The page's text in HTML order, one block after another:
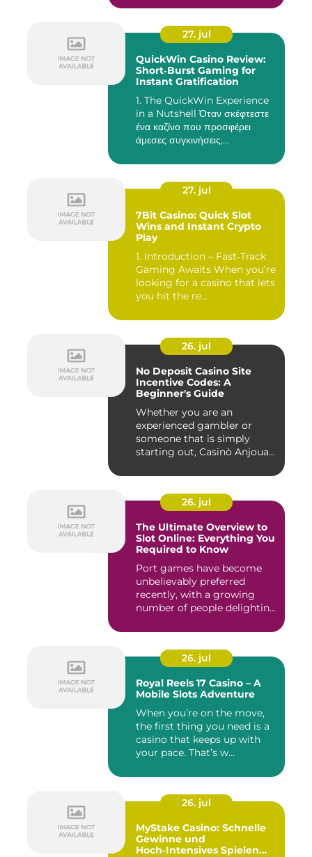
27. jul
QuickWin Casino Review:
Short‑Burst Gaming for
Instant Gratification
1. The QuickWin Experience
in a Nutshell Όταν σκέφτεστε
ένα καζίνο που προσφέρει
άμεσες συγκινήσεις,...
27. jul
7Bit Casino: Quick Slot
Wins and Instant Crypto
Play
1. Introduction – Fast‑Track
Gaming Awaits When you’re
looking for a casino that lets
you hit the re...
26. jul
No Deposit Casino Site
Incentive Codes: A
Beginner's Guide
Whether you are an
experienced gambler or
someone that is simply
starting out, Casinò Anjouan
26. jul
The Ultimate Overview to
Slot Online: Everything You
Required to Know
Port games have become
unbelievably preferred
recently, with a growing
number of people delighting
26. jul
Royal Reels 17 Casino – A
Mobile Slots Adventure
When you’re on the move,
the first thing you need is a
casino that keeps up with
your pace. That’s w...
26. jul
MyStake Casino: Schnelle
Gewinne und
Hoch‑Intensives Spielen